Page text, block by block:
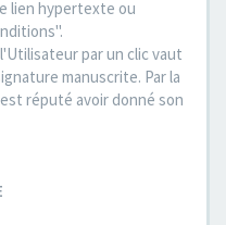
lien hypertexte ou
par un clic vaut
manuscrite. Par la
réputé avoir donné son